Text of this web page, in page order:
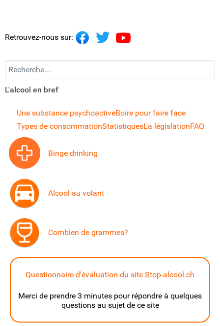
Retrouvez-nous sur:
Recherchez...
L'alcool en bref
Une substance psychoactiveBoire pour faire face
Types de consommationStatistiquesLa législationFAQ
Binge drinking
Alcool au volant
Combien de grammes?
Questionnaire d'évaluation du site Stop-alcool.ch
Merci de prendre 3 minutes pour répondre à quelques
questions au sujet de ce site